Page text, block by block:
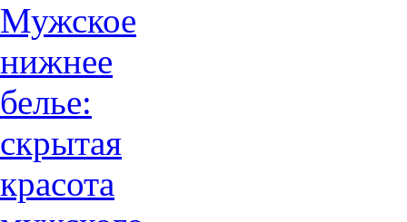
Мужское
нижнее
белье:
скрытая
красота